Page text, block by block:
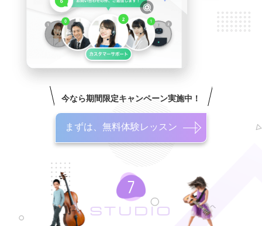
今なら期間限定キャンペーン実施中！
まずは、無料体験レッスン
STUDIO